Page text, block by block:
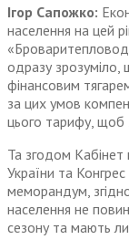
Ігор Сапожко:
населення на цей
одразу зрозуміло,
фінансовим
за цих умов
цього тарифу, щоб
Та згодом Кабінет
України та
меморандум,
населення не
сезону та мають